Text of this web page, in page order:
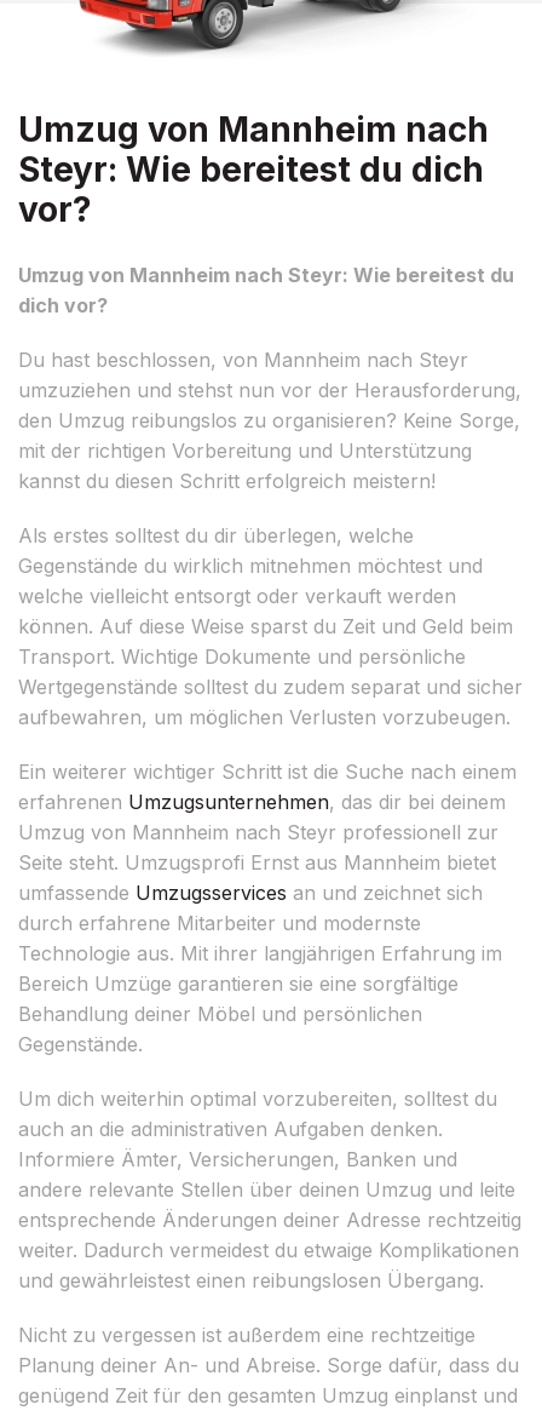
Umzug von Mannheim nach
Steyr: Wie bereitest du dich
vor?
Umzug von Mannheim nach Steyr: Wie bereitest du
dich vor?
Du hast beschlossen, von Mannheim nach Steyr
umzuziehen und stehst nun vor der Herausforderung,
den Umzug reibungslos zu organisieren? Keine Sorge,
mit der richtigen Vorbereitung und Unterstützung
kannst du diesen Schritt erfolgreich meistern!
Als erstes solltest du dir überlegen, welche
Gegenstände du wirklich mitnehmen möchtest und
welche vielleicht entsorgt oder verkauft werden
können. Auf diese Weise sparst du Zeit und Geld beim
Transport. Wichtige Dokumente und persönliche
Wertgegenstände solltest du zudem separat und sicher
aufbewahren, um möglichen Verlusten vorzubeugen.
Ein weiterer wichtiger Schritt ist die Suche nach einem
erfahrenen Umzugsunternehmen, das dir bei deinem
Umzug von Mannheim nach Steyr professionell zur
Seite steht. Umzugsprofi Ernst aus Mannheim bietet
umfassende Umzugsservices an und zeichnet sich
durch erfahrene Mitarbeiter und modernste
Technologie aus. Mit ihrer langjährigen Erfahrung im
Bereich Umzüge garantieren sie eine sorgfältige
Behandlung deiner Möbel und persönlichen
Gegenstände.
Um dich weiterhin optimal vorzubereiten, solltest du
auch an die administrativen Aufgaben denken.
Informiere Ämter, Versicherungen, Banken und
andere relevante Stellen über deinen Umzug und leite
entsprechende Änderungen deiner Adresse rechtzeitig
weiter. Dadurch vermeidest du etwaige Komplikationen
und gewährleistest einen reibungslosen Übergang.
Nicht zu vergessen ist außerdem eine rechtzeitige
Planung deiner An- und Abreise. Sorge dafür, dass du
genügend Zeit für den gesamten Umzug einplanst und